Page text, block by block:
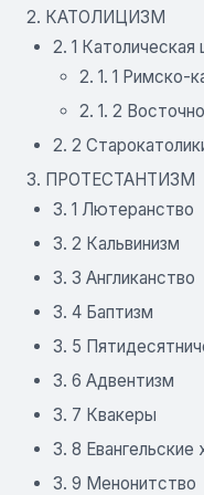
2. КАТОЛИЦИЗМ
2. 1 Католическая
2. 1. 1 Римско-
2. 1. 2
2. 2
3. ПРОТЕСТАНТИЗМ
3. 1 Лютеранство
3. 2 Кальвинизм
3. 3 Англиканство
3. 4 Баптизм
3. 5
3. 6 Адвентизм
3. 7 Квакеры
3. 8 Евангельские
3. 9 Менонитство